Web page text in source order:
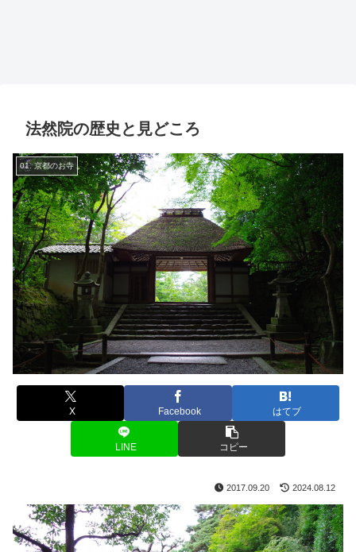
法然院の歴史と見どころ
01. 京都のお寺
X Facebook はてブ
LINE コピー
2017.09.20 2024.08.12